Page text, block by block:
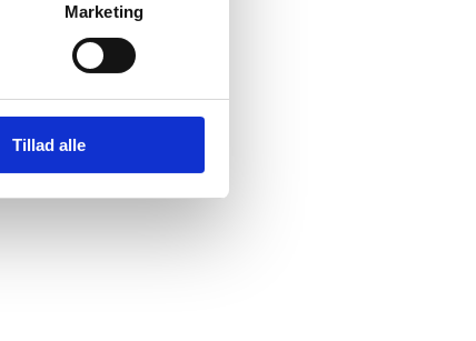
Marketing
Tillad alle